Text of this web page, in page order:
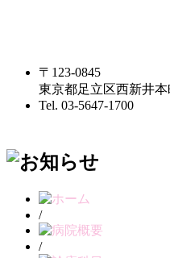
〒123-0845
東京都足立区西新井本
Tel. 03-5647-1700
/
/